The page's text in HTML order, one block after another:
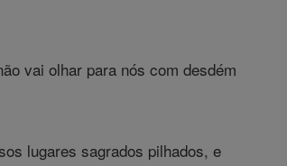
vai olhar para nós com desdém
lugares sagrados pilhados, e